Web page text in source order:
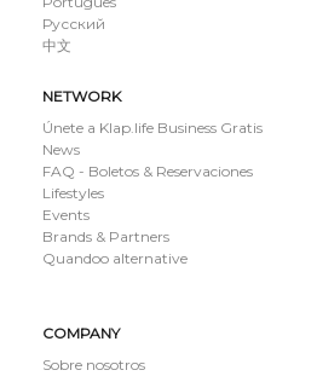
Русский
中文
NETWORK
Únete a Klap.life Business Gratis
News
FAQ - Boletos & Reservaciones
Lifestyles
Events
Brands & Partners
Quandoo alternative
COMPANY
Sobre nosotros